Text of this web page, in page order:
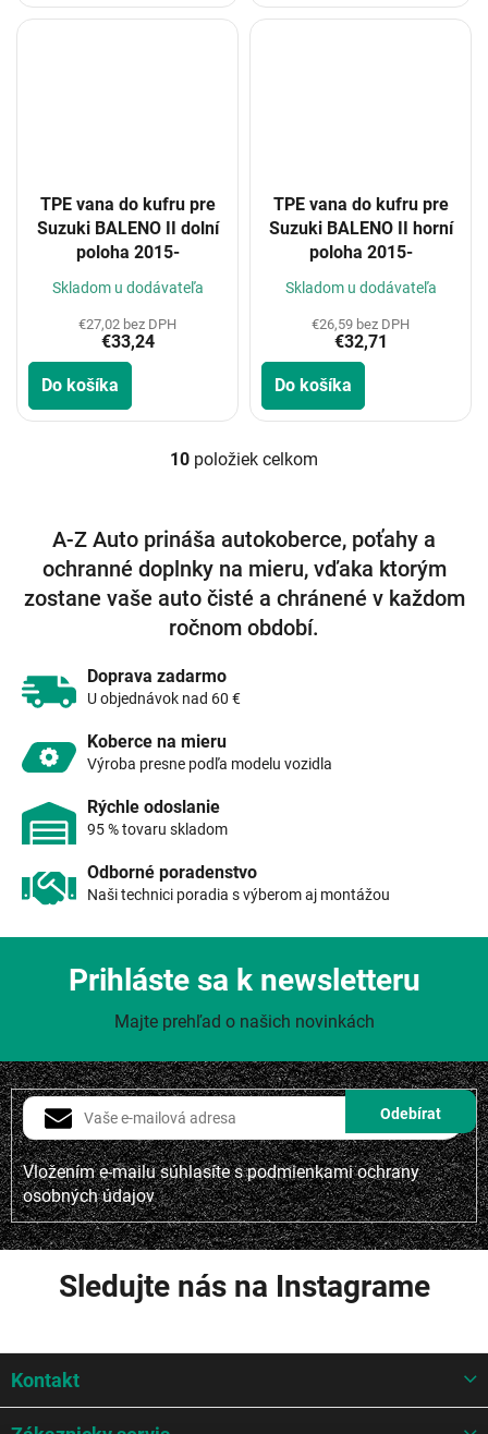
TPE vana do kufru pre
Suzuki BALENO II dolní
poloha 2015-
Skladom u dodávateľa
€27,02 bez DPH
€33,24
Do košíka
TPE vana do kufru pre
Suzuki BALENO II horní
poloha 2015-
Skladom u dodávateľa
€26,59 bez DPH
€32,71
Do košíka
O
á
d
a
c
e
v
10 položiek celkom
A-Z Auto prináša autokoberce, poťahy a
ochranné doplnky na mieru, vďaka ktorým
zostane vaše auto čisté a chránené v každom
ročnom období.
Doprava zadarmo
U objednávok nad 60 €
Koberce na mieru
Výroba presne podľa modelu vozidla
Rýchle odoslanie
95 % tovaru skladom
Odborné poradenstvo
Naši technici poradia s výberom aj montážou
Vložením e-mailu súhlasíte spodmienkami ochrany
osobných údajov
Prihláste sa k newsletteru
Majte prehľad o našich novinkách
Sledujte nás na Instagrame
p
Kontakt